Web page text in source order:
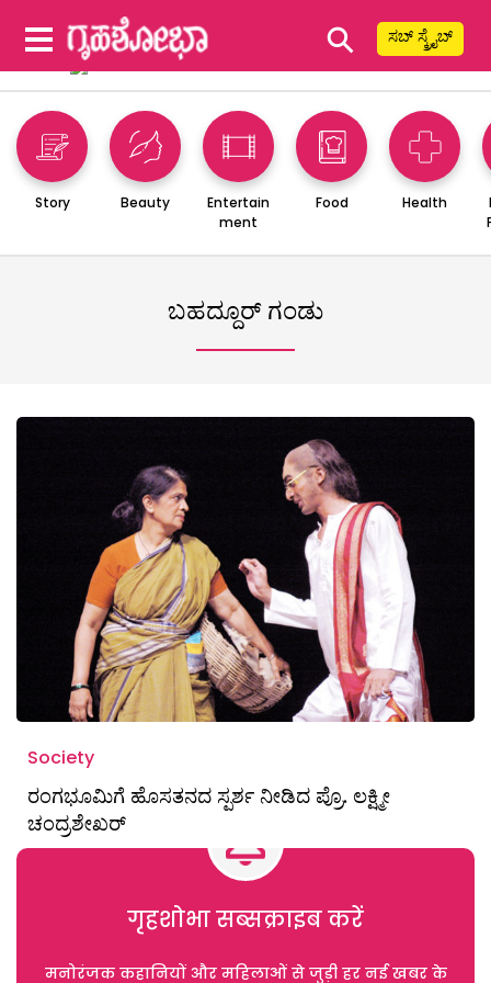
⚲ ಸಬ್ ಸ್ಕ್ರೈಬ್
Story Beauty
Entertain
ment
Food Health
ಬಹದ್ದೂರ್ ಗಂಡು
Society
ರಂಗಭೂಮಿಗೆ ಹೊಸತನದ ಸ್ಪರ್ಶ ನೀಡಿದ ಪ್ರೊ. ಲಕ್ಷ್ಮೀ
ಚಂದ್ರಶೇಖರ್
गृहशोभा सब्सक्राइब करें
मनोरंजक कहानियों और महिलाओं से जुड़ी हर नई खबर के